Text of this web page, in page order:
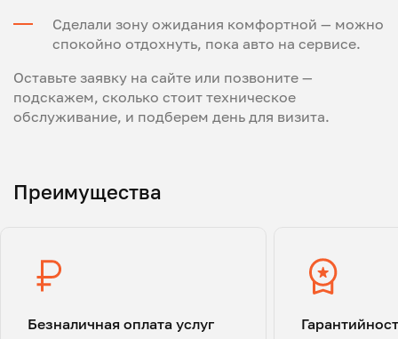
Сделали зону ожидания комфортной — можно
спокойно отдохнуть, пока авто на сервисе.
Оставьте заявку на сайте или позвоните —
подскажем, сколько стоит техническое
обслуживание, и подберем день для визита.
Преимущества
Безналичная оплата услуг